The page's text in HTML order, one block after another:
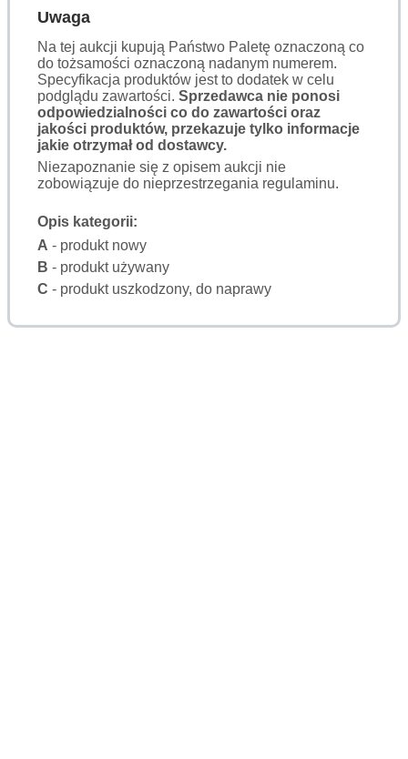
Uwaga
Na tej aukcji kupują Państwo Paletę oznaczoną co
do tożsamości oznaczoną nadanym numerem.
Specyfikacja produktów jest to dodatek w celu
podglądu zawartości. Sprzedawca nie ponosi
odpowiedzialności co do zawartości oraz
jakości produktów, przekazuje tylko informacje
jakie otrzymał od dostawcy.
Niezapoznanie się z opisem aukcji nie
zobowiązuje do nieprzestrzegania regulaminu.
Opis kategorii:
A - produkt nowy
B - produkt używany
C - produkt uszkodzony, do naprawy